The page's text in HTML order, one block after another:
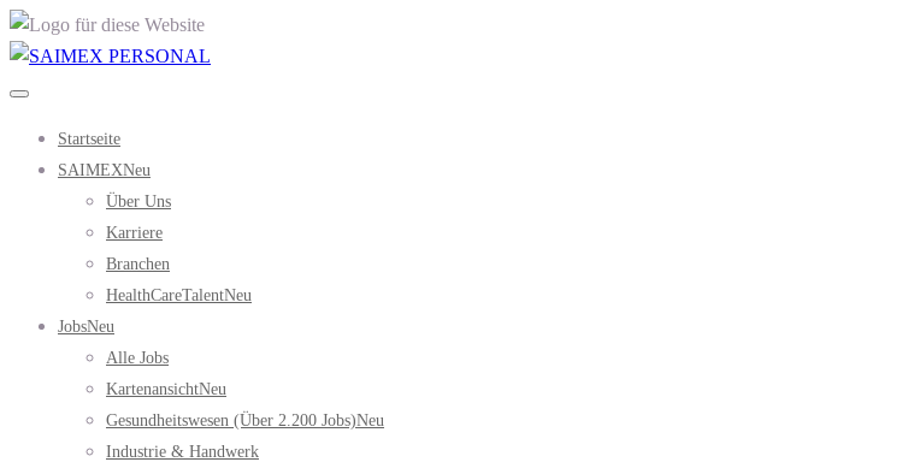
Startseite
SAIMEXNeu
Über Uns
Karriere
Branchen
HealthCareTalentNeu
JobsNeu
Alle Jobs
KartenansichtNeu
Gesundheitswesen (über 2.200 Jobs)Neu
Industrie & Handwerk